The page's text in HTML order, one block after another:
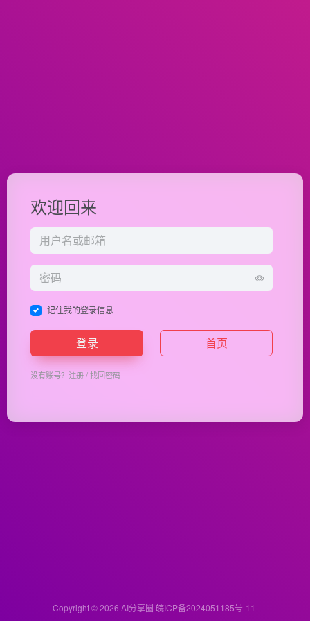
欢迎回来
记住我的登录信息
登录 首页
没有账号？ 注册/找回密码
Copyright © 2026 AI分享圈 皖ICP备2024051185号-11